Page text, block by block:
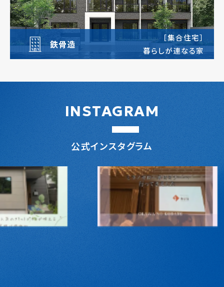
鉄骨造
［集合住宅］
暮らしが連なる家
INSTAGRAM
公式インスタグラム